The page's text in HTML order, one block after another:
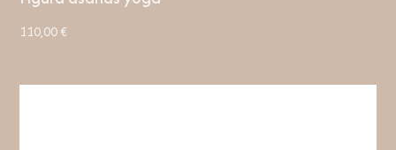
110,00€